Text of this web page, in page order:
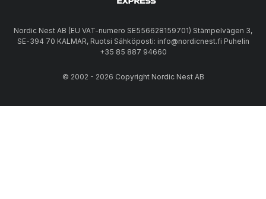
Nordic Nest AB (EU VAT-numero SE556628159701) Stämpelvägen 3,
SE-394 70 KALMAR, Ruotsi Sähköposti: info@nordicnest.fi Puhelin
+35 85 887 94660
© 2002 - 2026 Copyright Nordic Nest AB